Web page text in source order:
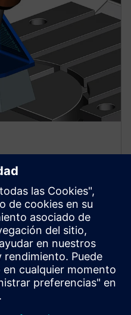
CAD/CAM
piezas complejas con
basándose en el
multieje
la nube.